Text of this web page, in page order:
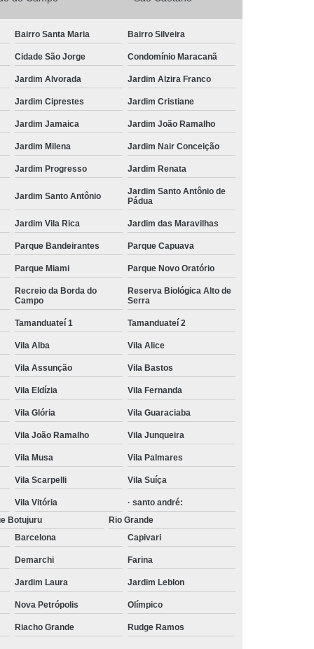
Bairro Santa Maria Bairro Silveira
Cidade São Jorge Condomínio Maracanã
Jardim Alvorada Jardim Alzira Franco
Jardim Ciprestes Jardim Cristiane
Jardim Jamaica Jardim João Ramalho
Jardim Milena Jardim Nair Conceição
Jardim Progresso Jardim Renata
Jardim Santo Antônio
Jardim Santo Antônio de
Pádua
Jardim Vila Rica Jardim das Maravilhas
Parque Bandeirantes Parque Capuava
Parque Miami Parque Novo Oratório
Recreio da Borda do
Campo
Reserva Biológica Alto de
Serra
Tamanduateí 1 Tamanduateí 2
Vila Alba Vila Alice
Vila Assunção Vila Bastos
Vila Eldízia Vila Fernanda
Vila Glória Vila Guaraciaba
Vila João Ramalho Vila Junqueira
Vila Musa Vila Palmares
Vila Scarpelli Vila Suíça
Vila Vitória
· santo andré:
Botujuru
Rio Grande
Barcelona Capivari
Demarchi Farina
Jardim Laura Jardim Leblon
Nova Petrópolis Olímpico
Riacho Grande Rudge Ramos